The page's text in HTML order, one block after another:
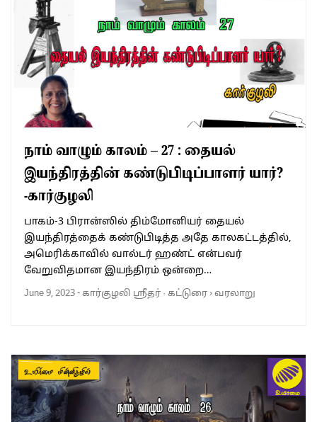
நாம் வாழும் காலம் – 27 : தையல்
இயந்திரத்தின் கண்டுபிடிப்பாளர் யார்?
-கார்குழலி
பாகம்-3 பிரான்ஸில் திம்மோனியர் தையல்
இயந்திரத்தைக் கண்டுபிடித்த அதே காலகட்டத்தில்,
அமெரிக்காவில் வால்டர் ஹண்ட் என்பவர்
வேறுவிதமான இயந்திரம் ஒன்றை…
June 9, 2023-கார்குழலி ஸ்ரீதர் · கட்டுரை›வரலாறு